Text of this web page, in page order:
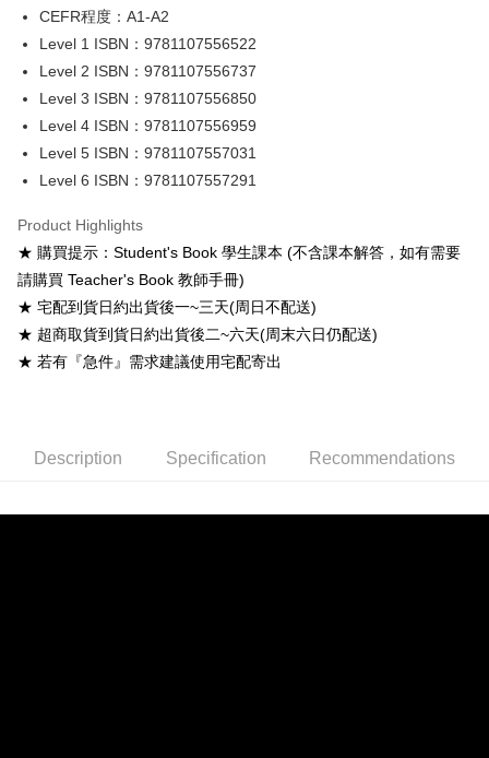
付款後全家取貨
NT$60/order
7-11取貨付款
付款後7-11取貨
NT$60/order
宅配-台灣本島
NT$100/order
宅配-離島
NT$160/order
CEFR程度：A1-A2
Level 1 ISBN：9781107556522
Level 2 ISBN：9781107556737
Level 3 ISBN：9781107556850
Level 4 ISBN：9781107556959
Level 5 ISBN：9781107557031
Level 6 ISBN：9781107557291
Product Highlights
★ 購買提示：Student's Book 學生課本 (不含課本解答，如有需要
請購買 Teacher's Book 教師手冊)
★ 宅配到貨日約出貨後一~三天(周日不配送)
★ 超商取貨到貨日約出貨後二~六天(周末六日仍配送)
★ 若有『急件』需求建議使用宅配寄出
Description Specification Recommendations